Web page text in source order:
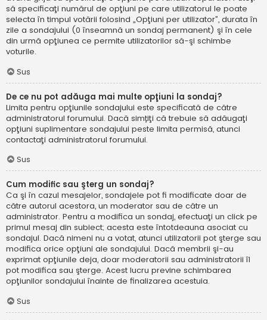
să specificaţi numărul de opţiuni pe care utilizatorul le poate
selecta în timpul votării folosind „Opţiuni per utilizator”, durata în
zile a sondajului (0 înseamnă un sondaj permanent) şi în cele
din urmă opţiunea ce permite utilizatorilor să-şi schimbe
voturile.
Sus
De ce nu pot adăuga mai multe opţiuni la sondaj?
Limita pentru opţiunile sondajului este specificată de către
administratorul forumului. Dacă simțiţi că trebuie să adăugaţi
opţiuni suplimentare sondajului peste limita permisă, atunci
contactaţi administratorul forumului.
Sus
Cum modific sau şterg un sondaj?
Ca şi în cazul mesajelor, sondajele pot fi modificate doar de
către autorul acestora, un moderator sau de către un
administrator. Pentru a modifica un sondaj, efectuaţi un click pe
primul mesaj din subiect; acesta este întotdeauna asociat cu
sondajul. Dacă nimeni nu a votat, atunci utilizatorii pot şterge sau
modifica orice opţiuni ale sondajului. Dacă membrii şi-au
exprimat opţiunile deja, doar moderatorii sau administratorii îl
pot modifica sau şterge. Acest lucru previne schimbarea
opţiunilor sondajului înainte de finalizarea acestuia.
Sus